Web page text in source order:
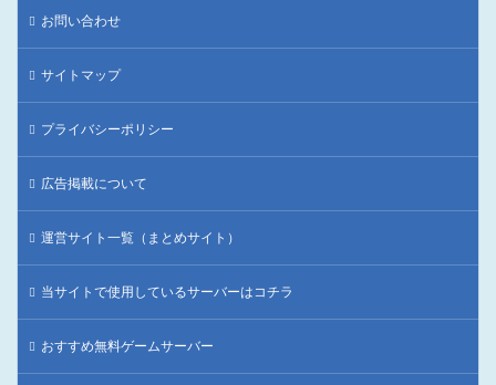
お問い合わせ
サイトマップ
プライバシーポリシー
広告掲載について
運営サイト一覧（まとめサイト）
当サイトで使用しているサーバーはコチラ
おすすめ無料ゲームサーバー